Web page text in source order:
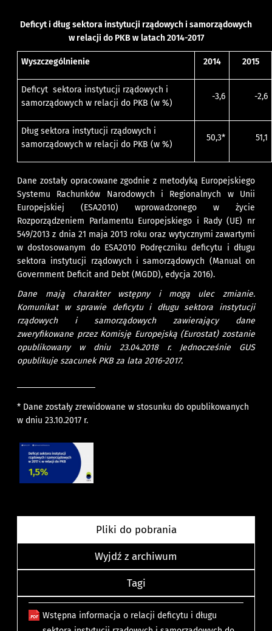
Deficyt i dług sektora instytucji rządowych i samorządowych
w relacji do PKB w latach 2014-2017
Wyszczególnienie 2014 2015
Deficyt sektora instytucji rządowych i
samorządowych w relacji do PKB (w %)
-3,6 -2,6
Dług sektora instytucji rządowych i
samorządowych w relacji do PKB (w %)
50,3* 51,1
Dane zostały opracowane zgodnie z metodyką Europejskiego
Systemu Rachunków Narodowych i Regionalnych w Unii
Europejskiej (ESA2010) wprowadzonego w życie
Rozporządzeniem Parlamentu Europejskiego i Rady (UE) nr
549/2013 z dnia 21 maja 2013 roku oraz wytycznymi zawartymi
w dostosowanym do ESA2010 Podręczniku deficytu i długu
sektora instytucji rządowych i samorządowych (Manual on
Government Deficit and Debt (MGDD), edycja 2016).
Dane mają charakter wstępny i mogą ulec zmianie.
Komunikat w sprawie deficytu i długu sektora instytucji
rządowych i samorządowych zawierający dane
zweryfikowane przez Komisję Europejską (Eurostat) zostanie
opublikowany w dniu 23.04.2018 r. Jednocześnie GUS
opublikuje szacunek PKB za lata 2016-2017.
* Dane zostały zrewidowane w stosunku do opublikowanych
w dniu 23.10.2017 r.
Pliki do pobrania
Wyjdź z archiwum
Tagi
Wstępna informacja o relacji deficytu i długu